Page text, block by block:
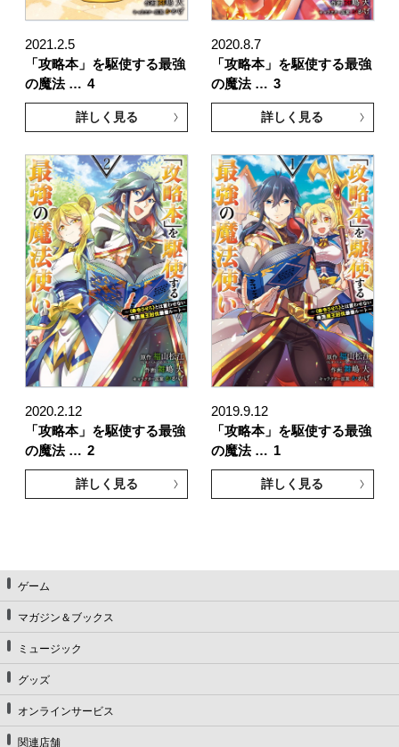
2021.2.5
「攻略本」を駆使する最強
の魔法 … 4
詳しく見る
2020.8.7
「攻略本」を駆使する最強
の魔法 … 3
詳しく見る
2020.2.12
「攻略本」を駆使する最強
の魔法 … 2
詳しく見る
2019.9.12
「攻略本」を駆使する最強
の魔法 … 1
詳しく見る
ゲーム
マガジン＆ブックス
ミュージック
グッズ
オンラインサービス
関連店舗